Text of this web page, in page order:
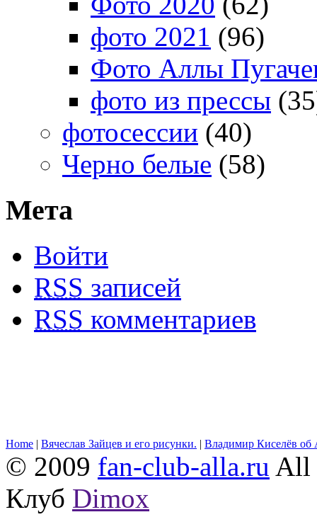
фото 2021 (96)
Фото Аллы
фото из прессы
фотосессии (40)
Черно белые (58)
Мета
Войти
RSS записей
RSS комментариев
Home | Вячеслав Зайцев и его рисунки. | Владимир Киселёв об
© 2009 fan-club-alla.ru All
Клуб Dimox